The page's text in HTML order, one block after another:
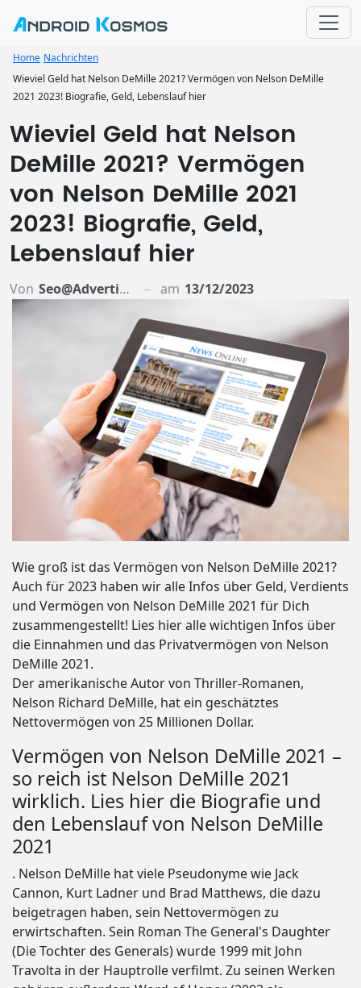
Home Nachrichten
Wieviel Geld hat Nelson DeMille 2021? Vermögen von Nelson DeMille
2021 2023! Biografie, Geld, Lebenslauf hier
Wieviel Geld hat Nelson
DeMille 2021? Vermögen
von Nelson DeMille 2021
2023! Biografie, Geld,
Lebenslauf hier
Von Seo@advertiso.de am 13/12/2023
Wie groß ist das Vermögen von Nelson DeMille 2021?
Auch für 2023 haben wir alle Infos über Geld, Verdients
und Vermögen von Nelson DeMille 2021 für Dich
zusammengestellt! Lies hier alle wichtigen Infos über
die Einnahmen und das Privatvermögen von Nelson
DeMille 2021.
Der amerikanische Autor von Thriller-Romanen,
Nelson Richard DeMille, hat ein geschätztes
Nettovermögen von 25 Millionen Dollar.
Vermögen von Nelson DeMille 2021 –
so reich ist Nelson DeMille 2021
wirklich. Lies hier die Biografie und
den Lebenslauf von Nelson DeMille
2021
. Nelson DeMille hat viele Pseudonyme wie Jack
Cannon, Kurt Ladner und Brad Matthews, die dazu
beigetragen haben, sein Nettovermögen zu
erwirtschaften. Sein Roman The General's Daughter
(Die Tochter des Generals) wurde 1999 mit John
Travolta in der Hauptrolle verfilmt. Zu seinen Werken